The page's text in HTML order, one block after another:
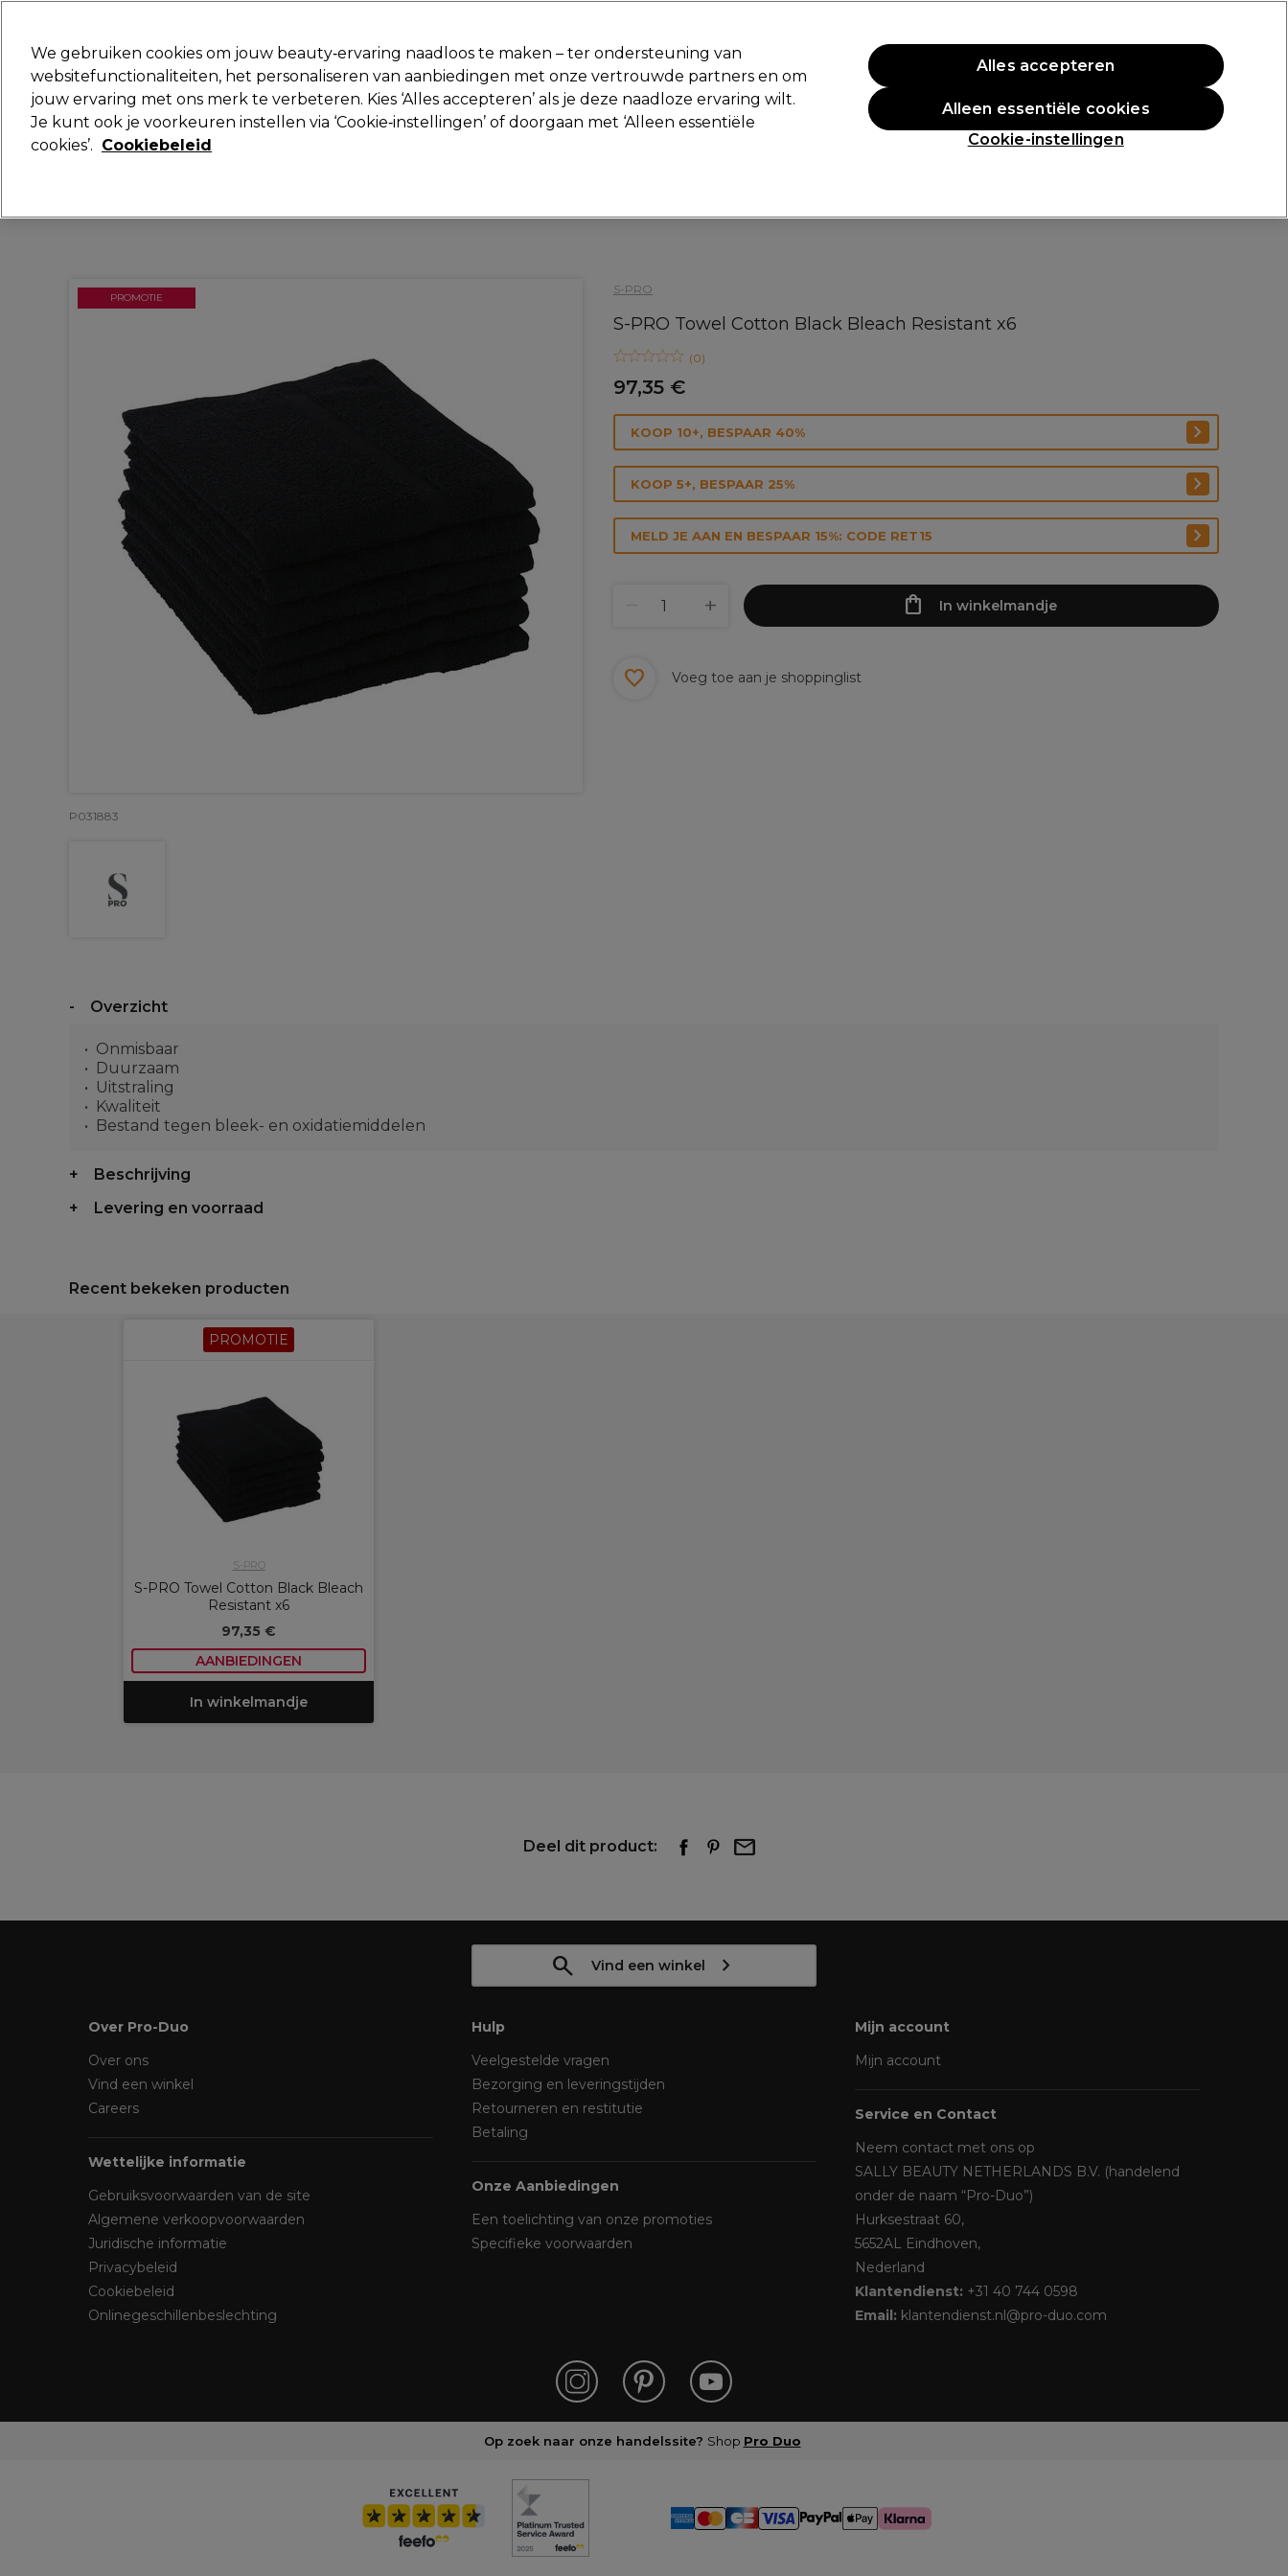
Aanmelden
Merken Deals Haar Elektra Beauty Salon interieur Mannen Vegan Nieuwe producten Professionele Awards
Volgende dag geleverd*
S-PRO
S-PRO Towel Cotton Black Bleach Resistant x6
(0)
97,35 €
PROMOTIE
P031883
KOOP 10+, BESPAAR 40%
KOOP 5+, BESPAAR 25%
MELD JE AAN EN BESPAAR 15%: CODE RET15
In winkelmandje
Voeg toe aan je shoppinglist
Overzicht
Onmisbaar
Duurzaam
Uitstraling
Kwaliteit
Bestand tegen bleek- en oxidatiemiddelen
Beschrijving
Levering en voorraad
Recent bekeken producten
PROMOTIE
S-PRO
S-PRO Towel Cotton Black Bleach
Resistant x6
97,35 €
AANBIEDINGEN
In winkelmandje
Deel dit product:
Vind een winkel
Over Pro-Duo
Over ons
Vind een winkel
Careers
Wettelijke informatie
Gebruiksvoorwaarden van de site
Algemene verkoopvoorwaarden
Juridische informatie
Privacybeleid
Cookiebeleid
Onlinegeschillenbeslechting
Hulp
Veelgestelde vragen
Bezorging en leveringstijden
Retourneren en restitutie
Betaling
Onze Aanbiedingen
Een toelichting van onze promoties
Specifieke voorwaarden
Mijn account
Mijn account
Service en Contact
Neem contact met ons op
SALLY BEAUTY NETHERLANDS B.V. (handelend
onder de naam “Pro-Duo”)
Hurksestraat 60,
5652AL Eindhoven,
Nederland
Klantendienst: +31 40 744 0598
Email: klantendienst.nl@pro-duo.com
Op zoek naar onze handelssite? Shop Pro Duo
We gebruiken cookies om jouw beauty‑ervaring naadloos te maken – ter ondersteuning van
websitefunctionaliteiten, het personaliseren van aanbiedingen met onze vertrouwde partners en om
jouw ervaring met ons merk te verbeteren. Kies ‘Alles accepteren’ als je deze naadloze ervaring wilt.
Je kunt ook je voorkeuren instellen via ‘Cookie‑instellingen’ of doorgaan met ‘Alleen essentiële
cookies’. Cookiebeleid Cookie-instellingen
Alleen essentiële cookies
Alles accepteren